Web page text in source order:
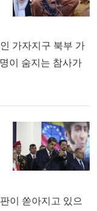
가자지구 북부 가
이 숨지는 참사가
이 쏟아지고 있으